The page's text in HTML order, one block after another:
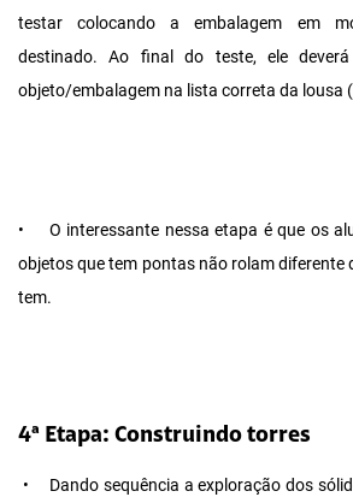
testar colocando a embalagem em
destinado. Ao final do teste, ele
objeto/embalagem na lista correta da lousa
•
O interessante nessa etapa é que os
objetos que tem pontas não rolam diferente
tem.
4ª Etapa: Construindo torres
•
Dando sequência a exploração dos